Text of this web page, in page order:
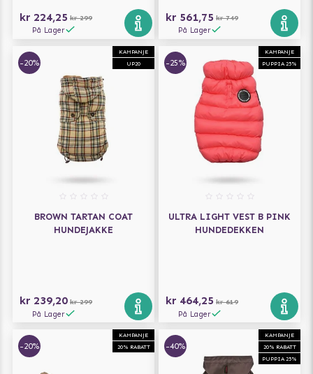
kr 224,25 kr 299
På Lager
kr 561,75 kr 749
På Lager
KAMPANJE
UP20
-20%
BROWN TARTAN COAT
HUNDEJAKKE
kr 239,20 kr 299
På Lager
KAMPANJE
PUPPIA 25%
-25%
ULTRA LIGHT VEST B PINK
HUNDEDEKKEN
kr 464,25 kr 619
På Lager
KAMPANJE
20% RABATT
-20%
KAMPANJE
20% RABATT
PUPPIA 25%
-40%